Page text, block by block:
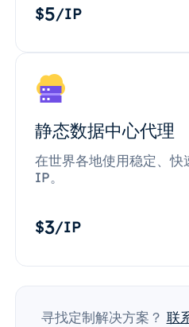
$5/IP
静态数据中心代理
在世界各地使用稳定、
IP。
$3/IP
寻找定制解决方案？ 联